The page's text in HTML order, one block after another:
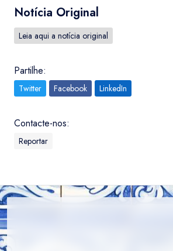
Notícia Original
Leia aqui a notícia original
Partilhe:
Twitter Facebook LinkedIn
Contacte-nos:
Reportar